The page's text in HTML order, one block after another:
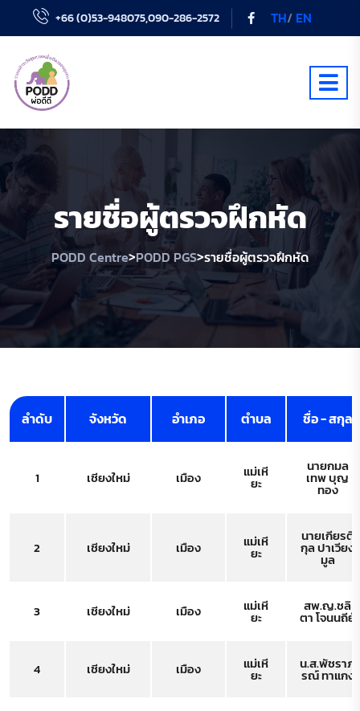
+66 (0)53-948075,090-286-2572 TH/ EN
รายชื่อผู้ตรวจฝึกหัด
PODD Centre>PODD PGS>รายชื่อผู้ตรวจฝึกหัด
ลำดับ จังหวัด อำเภอ ตำบล ชื่อ - สกุล
1 เชียงใหม่ เมือง แม่เหี
ยะ
นายกมล
เทพ บุญ
ทอง
2 เชียงใหม่ เมือง แม่เหี
ยะ
นายเกียรติ
กุล ปาเวียง
มูล
3 เชียงใหม่ เมือง แม่เหี
ยะ
สพ.ญ.ชลิ
ตา โจนนถีย์
4 เชียงใหม่ เมือง แม่เหี
ยะ
น.ส.พัชราภ
รณ์ ทาแกง